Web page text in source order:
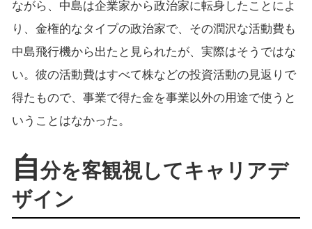
ながら、中島は企業家から政治家に転身したことによ
り、金権的なタイプの政治家で、その潤沢な活動費も
中島飛行機から出たと見られたが、実際はそうではな
い。彼の活動費はすべて株などの投資活動の見返りで
得たもので、事業で得た金を事業以外の用途で使うと
いうことはなかった。
自分を客観視してキャリアデ
ザイン